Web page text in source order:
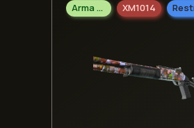
Arma Pesada XM1014